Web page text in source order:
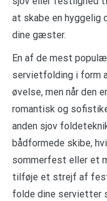
at skabe en
dine gæster.
En af de mest
servietfolding i form
øvelse, men når den
romantisk og
anden sjov
bådformede skibe,
sommerfest eller et
tilføje et strejf af
folde dine servietter